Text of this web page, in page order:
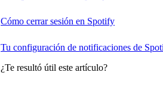
Cómo cerrar sesión en Spotify
Tu configuración de notificaciones de
¿Te resultó útil este artículo?